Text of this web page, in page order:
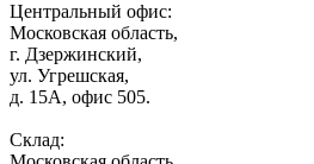
Центральный офис:
Московская область,
г. Дзержинский,
ул. Угрешская,
д. 15А, офис 505.
Склад: